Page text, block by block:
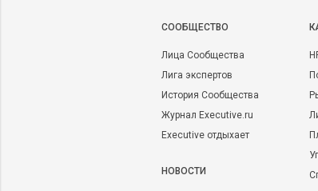
CООБЩЕСТВО
Лица Сообщества
Лига экспертов
История Сообщества
Журнал Executive.ru
Executive отдыхает
НОВОСТИ